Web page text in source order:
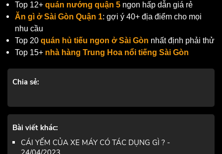
Top 12+ quán nướng quận 5 ngon hấp dẫn giá rẻ
Ăn gì ở Sài Gòn Quận 1: gợi ý 40+ địa điểm cho mọi
nhu cầu
Top 20 quán hủ tiếu ngon ở Sài Gòn nhất định phải thử
Top 15+ nhà hàng Trung Hoa nổi tiếng Sài Gòn
Chia sẻ:
Bài viết khác:
CÁI YẾM CỦA XE MÁY CÓ TÁC DỤNG GÌ ? -